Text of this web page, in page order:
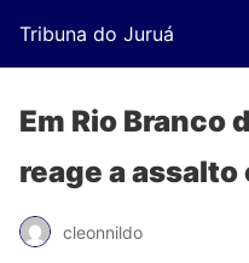
Tribuna do Juruá
Em Rio Branco
reage a assalto
cleonnildo